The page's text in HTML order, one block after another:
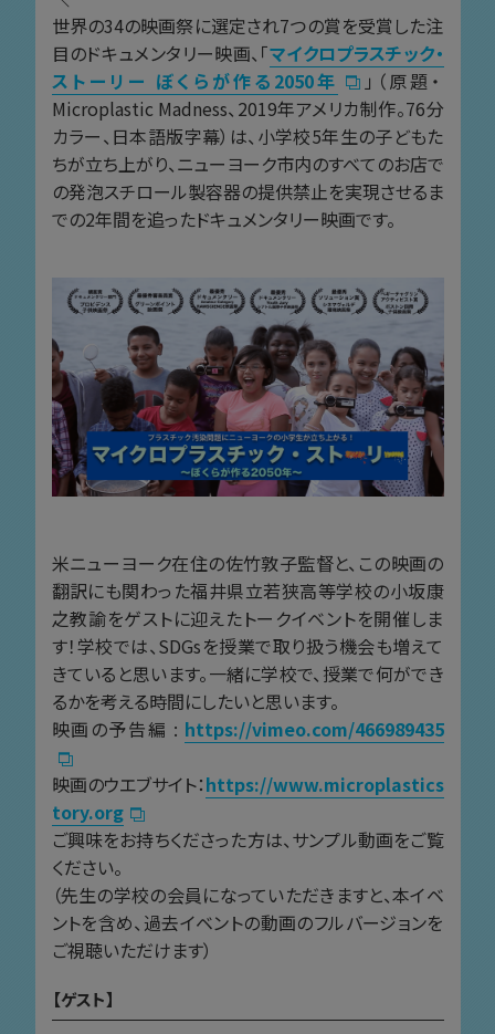
世界の34の映画祭に選定され7つの賞を受賞した注
目のドキュメンタリー映画、「マイクロプラスチック・
ストーリー ぼくらが作る2050年
」（原題・
Microplastic Madness、2019年アメリカ制作。76分
カラー、日本語版字幕）は、小学校5年生の子どもた
ちが立ち上がり、ニューヨーク市内のすべてのお店で
の発泡スチロール製容器の提供禁止を実現させるま
での2年間を追ったドキュメンタリー映画です。
米ニューヨーク在住の佐竹敦子監督と、この映画の
翻訳にも関わった福井県立若狭高等学校の小坂康
之教諭をゲストに迎えたトークイベントを開催しま
す！学校では、SDGsを授業で取り扱う機会も増えて
きていると思います。一緒に学校で、授業で何ができ
るかを考える時間にしたいと思います。
映画の予告編 : https://vimeo.com/466989435
映画のウエブサイト：https://www.microplastics
tory.org
ご興味をお持ちくださった方は、サンプル動画をご覧
ください。
（先生の学校の会員になっていただきますと、本イベ
ントを含め、過去イベントの動画のフルバージョンを
ご視聴いただけます）
【ゲスト】